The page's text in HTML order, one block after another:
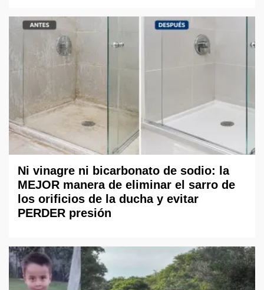
Ni vinagre ni bicarbonato de sodio: la
MEJOR manera de eliminar el sarro de
los orificios de la ducha y evitar
PERDER presión